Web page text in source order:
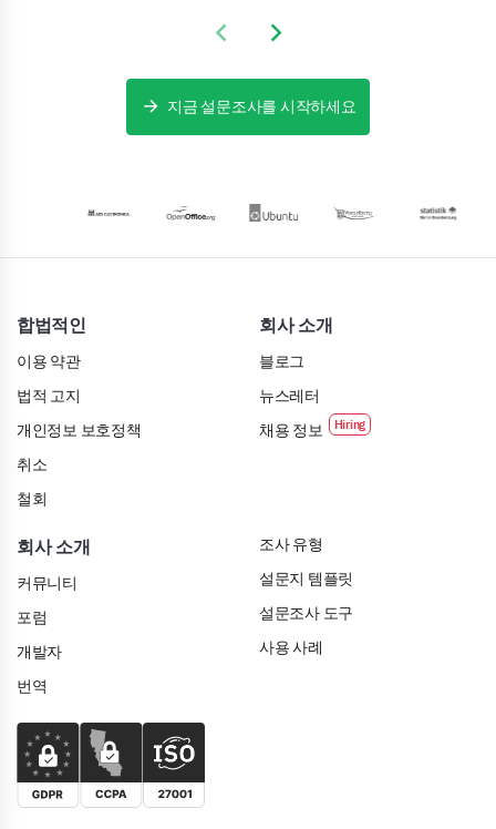
Previous slide
Next slide
지금 설문조사를 시작하세요
합법적인
이용 약관
법적 고지
개인정보 보호정책
취소
철회
회사 소개
블로그
뉴스레터
채용 정보
회사 소개
커뮤니티
포럼
개발자
번역
조사 유형
설문지 템플릿
설문조사 도구
사용 사례